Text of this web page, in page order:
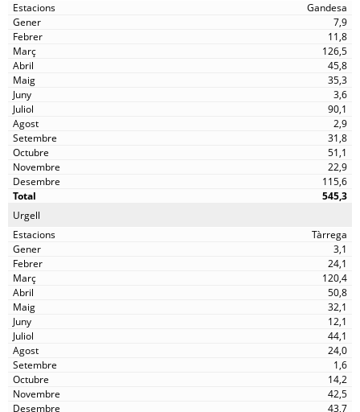
Gandesa
7,9
11,8
126,5
45,8
35,3
3,6
90,1
2,9
31,8
51,1
22,9
115,6
545,3
Urgell
Tàrrega
3,1
24,1
120,4
50,8
32,1
12,1
44,1
24,0
1,6
14,2
42,5
43,7